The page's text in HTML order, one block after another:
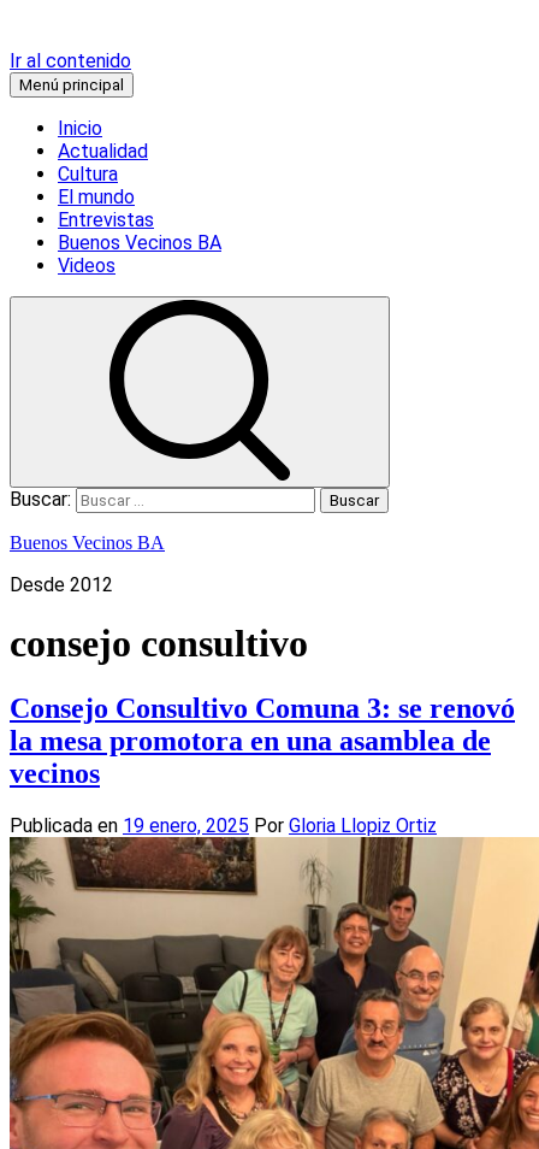
Ir al contenido
Menú principal
Inicio
Actualidad
Cultura
El mundo
Entrevistas
Buenos Vecinos BA
Videos
Buscar:
Buenos Vecinos BA
Desde 2012
consejo consultivo
Consejo Consultivo Comuna 3: se renovó
la mesa promotora en una asamblea de
vecinos
Publicada en 19 enero, 2025 Por Gloria Llopiz Ortiz